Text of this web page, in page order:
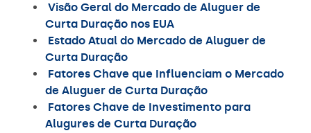
Visão Geral do Mercado de Aluguer de
Curta Duração nos EUA
Estado Atual do Mercado de Aluguer de
Curta Duração
Fatores Chave que Influenciam o Mercado
de Aluguer de Curta Duração
Fatores Chave de Investimento para
Alugures de Curta Duração